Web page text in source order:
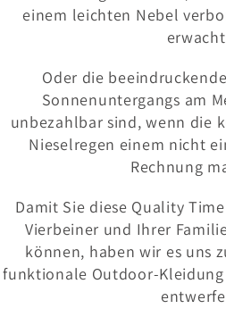
einem leichten Nebel
Oder die
Sonnenuntergangs am
unbezahlbar sind, wenn die
Nieselregen einem nicht
Rechnung
Damit Sie diese Quality
Vierbeiner und Ihrer
können, haben wir es uns
funktionale Outdoor-